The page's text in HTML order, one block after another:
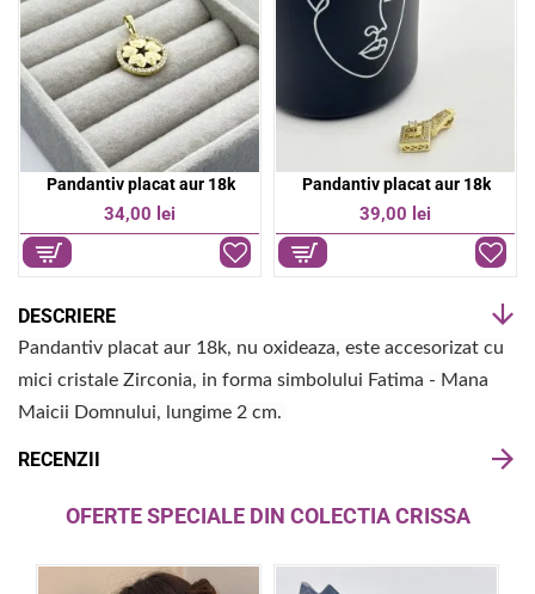
Pandantiv placat aur 18k
34,00 lei
Pandantiv placat aur 18k
39,00 lei
DESCRIERE
Pandantiv placat aur 18k, nu oxideaza, este accesorizat cu
mici cristale Zirconia, in forma simbolului Fatima - Mana
Maicii Domnului, lungime 2 cm.
RECENZII
OFERTE SPECIALE DIN COLECTIA CRISSA